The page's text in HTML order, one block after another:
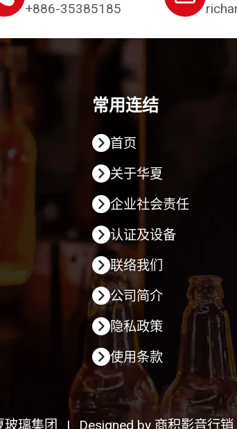
+886-35385185
常用连结
首页
关于华夏
企业社会责任
认证及设备
联络我们
公司简介
隐私政策
使用条款
璃集团 | Designed by 商积影音行销